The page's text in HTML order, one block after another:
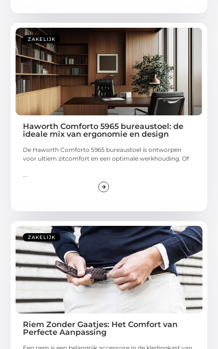
ZAKELIJK
Haworth Comforto 5965 bureaustoel: de
ideale mix van ergonomie en design
De Haworth Comforto 5965 bureaustoel is ontworpen
voor ultiem zitcomfort en een optimale werkhouding. Of
ZAKELIJK
Riem Zonder Gaatjes: Het Comfort van
Perfecte Aanpassing
Een riem is een belangrijk accessoire in de kledingkast van